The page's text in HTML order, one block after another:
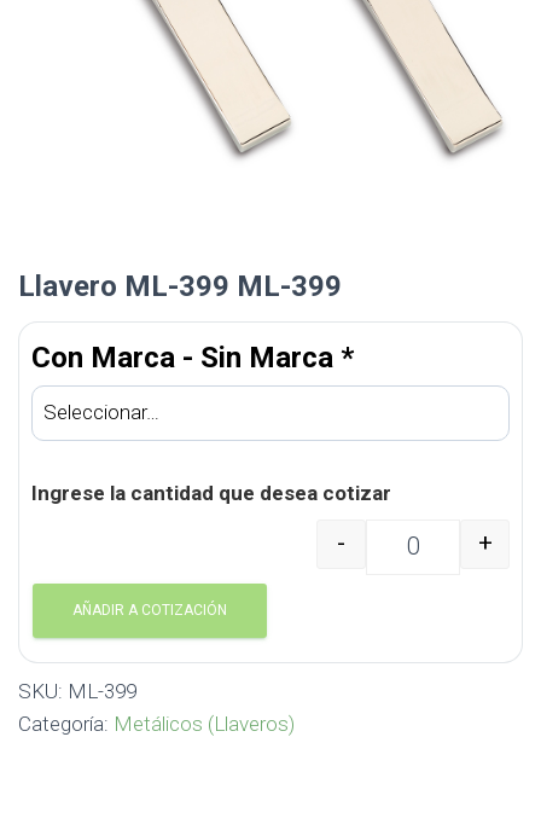
Llavero ML-399 ML-399
Con Marca - Sin Marca *
Ingrese la cantidad que desea cotizar
Llavero ML-399 ML-
- +
AÑADIR A COTIZACIÓN
SKU: ML-399
Categoría: Metálicos (Llaveros)